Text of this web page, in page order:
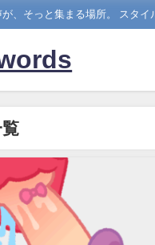
、そっと集まる場所。 スタイ